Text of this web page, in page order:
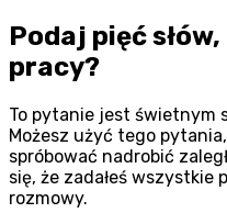
Podaj pięć
pracy?
To pytanie jest świetnym
Możesz użyć tego
spróbować nadrobić
się, że zadałeś
rozmowy.